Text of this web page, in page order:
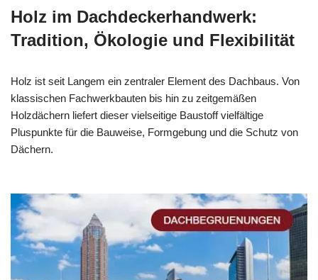
Holz im Dachdeckerhandwerk:
Tradition, Ökologie und Flexibilität
Holz ist seit Langem ein zentraler Element des Dachbaus. Von
klassischen Fachwerkbauten bis hin zu zeitgemäßen
Holzdächern liefert dieser vielseitige Baustoff vielfältige
Pluspunkte für die Bauweise, Formgebung und die Schutz von
Dächern.